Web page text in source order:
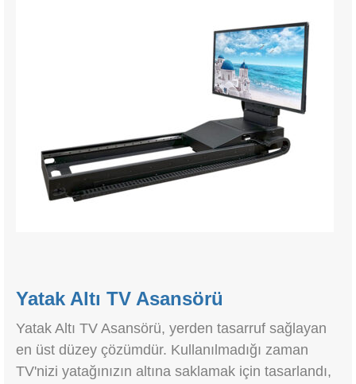
Yatak Altı TV Asansörü
Yatak Altı TV Asansörü, yerden tasarruf sağlayan
en üst düzey çözümdür. Kullanılmadığı zaman
TV'nizi yatağınızın altına saklamak için tasarlandı,